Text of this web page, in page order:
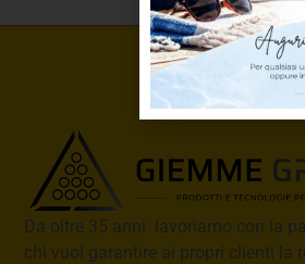
Da oltre 35 anni lavoriamo con la
chi vuol garantire ai propri clienti la